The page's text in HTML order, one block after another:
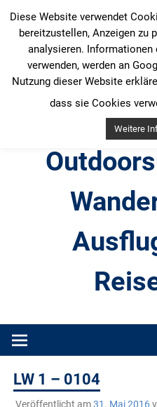
Inhalt
springen
Produkttests und
LW 1 – 0104
Veröffentlicht am31. Mai 2016
Diese Website verwendet
bereitzustellen, Anzeigen zu
analysieren. Informationen
verwenden, werden an
Nutzung dieser Website
dass sie Cookies
Weitere